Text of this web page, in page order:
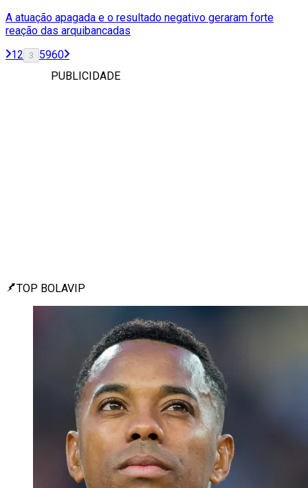
A atuação apagada e o resultado negativo geraram forte
reação das arquibancadas
12 3 5960
PUBLICIDADE
TOP BOLAVIP